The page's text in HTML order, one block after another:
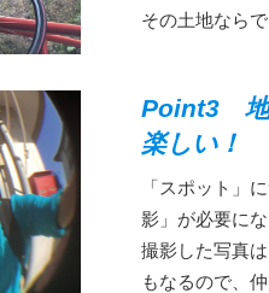
その土地なら
Point3 地
楽しい！
「スポット」
影」が必要にな
撮影した写真
もなるので、